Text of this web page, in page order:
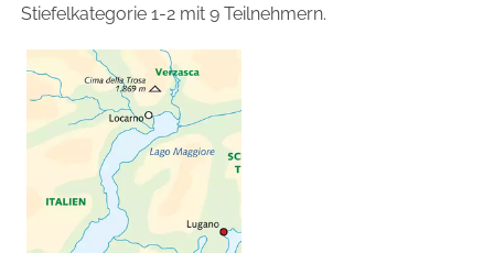
Stiefelkategorie 1-2 mit 9 Teilnehmern.